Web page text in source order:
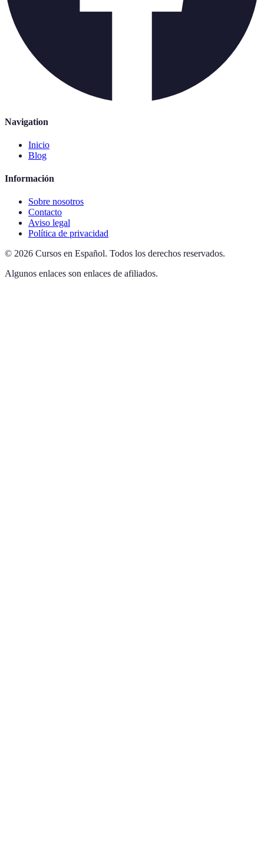
Navigation
Inicio
Blog
Información
Sobre nosotros
Contacto
Aviso legal
Política de privacidad
© 2026 Cursos en Español. Todos los derechos reservados.
Algunos enlaces son enlaces de afiliados.